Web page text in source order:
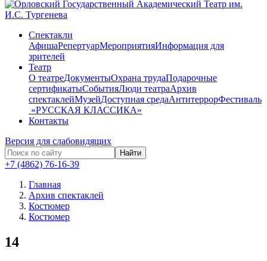
Спектакли
АфишаРепертуарМероприятияИнформация для
зрителей
Театр
О театреДокументыОхрана трудаПодарочные
сертификатыСобытияЛюди театраАрхив
спектаклейМузейДоступная средаАнтитеррорФестиваль
​ «РУССКАЯ КЛАССИКА»
Контакты
Версия для слабовидящих
Найти
+7 (4862) 76-16-39
Главная
Архив спектаклей
Костюмер
Костюмер
14